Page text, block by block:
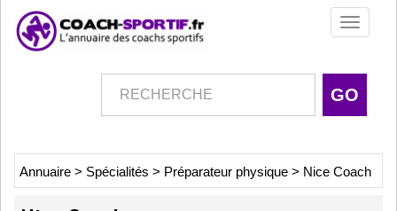
Toggle
Annuaire > Spécialités > Préparateur physique > Nice Coach